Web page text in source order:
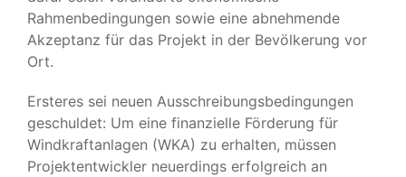
Rahmenbedingungen sowie eine abnehmende
Akzeptanz für das Projekt in der Bevölkerung vor
Ort.
Ersteres sei neuen Ausschreibungsbedingungen
geschuldet: Um eine finanzielle Förderung für
Windkraftanlagen (WKA) zu erhalten, müssen
Projektentwickler neuerdings erfolgreich an